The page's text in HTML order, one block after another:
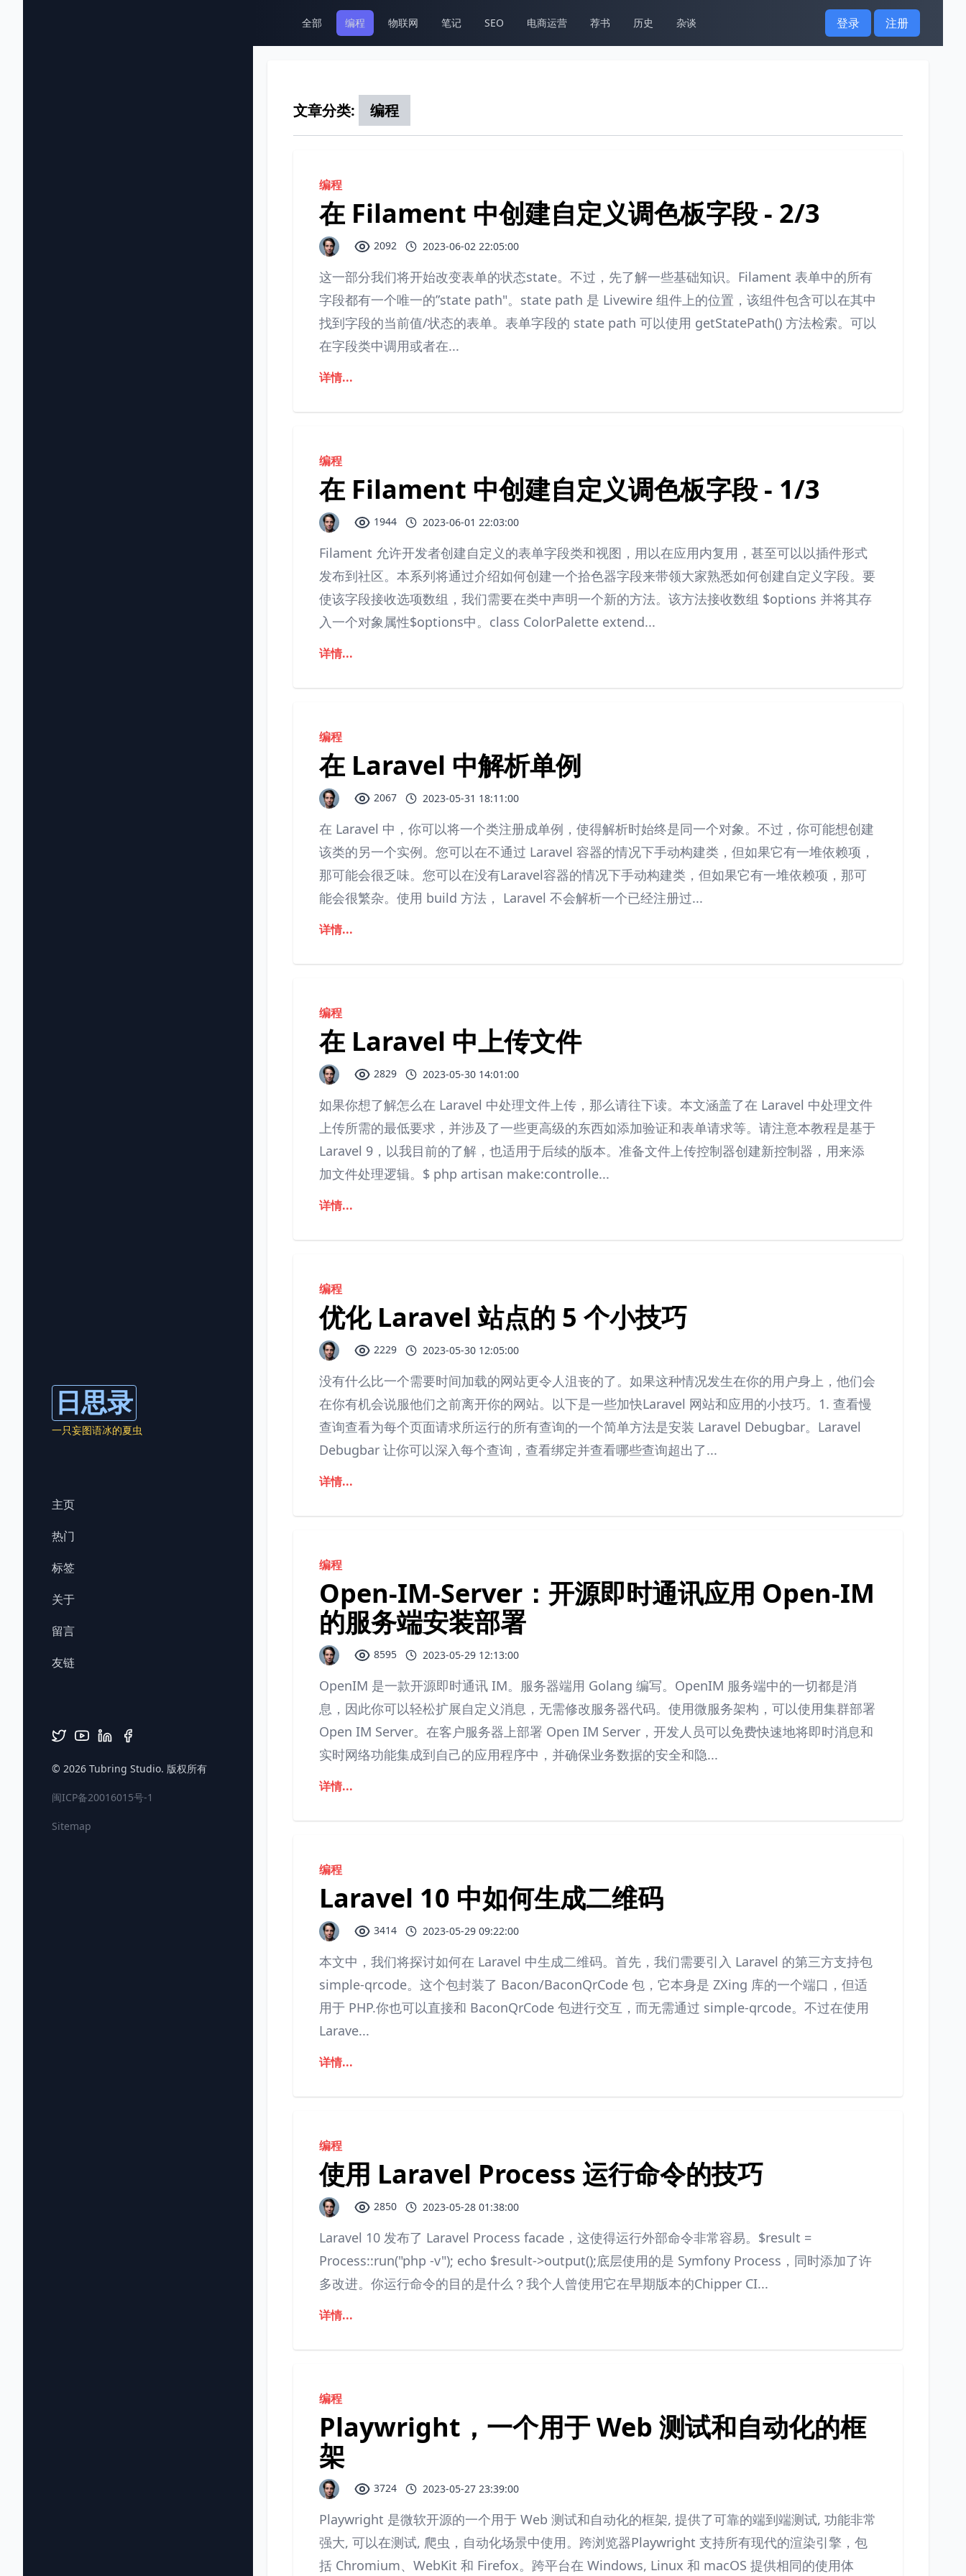
日思录
一只妄图语冰的夏虫
主页
热门
标签
关于
留言
友链
© 2026 Tubring Studio. 版权所有
闽ICP备20016015号-1
Sitemap
全部 编程 物联网 笔记 SEO 电商运营 荐书 历史 杂谈 登录 注册
文章分类: 编程
编程
在 Filament 中创建自定义调色板字段 - 2/3
2092 2023-06-02 22:05:00
这一部分我们将开始改变表单的状态state。不过，先了解一些基础知识。Filament 表单中的所有
字段都有一个唯一的”state path"。state path 是 Livewire 组件上的位置，该组件包含可以在其中
找到字段的当前值/状态的表单。表单字段的 state path 可以使用 getStatePath() 方法检索。可以
在字段类中调用或者在...
详情...
编程
在 Filament 中创建自定义调色板字段 - 1/3
1944 2023-06-01 22:03:00
Filament 允许开发者创建自定义的表单字段类和视图，用以在应用内复用，甚至可以以插件形式
发布到社区。本系列将通过介绍如何创建一个拾色器字段来带领大家熟悉如何创建自定义字段。要
使该字段接收选项数组，我们需要在类中声明一个新的方法。该方法接收数组 $options 并将其存
入一个对象属性$options中。class ColorPalette extend...
详情...
编程
在 Laravel 中解析单例
2067 2023-05-31 18:11:00
在 Laravel 中，你可以将一个类注册成单例，使得解析时始终是同一个对象。不过，你可能想创建
该类的另一个实例。您可以在不通过 Laravel 容器的情况下手动构建类，但如果它有一堆依赖项，
那可能会很乏味。您可以在没有Laravel容器的情况下手动构建类，但如果它有一堆依赖项，那可
能会很繁杂。使用 build 方法， Laravel 不会解析一个已经注册过...
详情...
编程
在 Laravel 中上传文件
2829 2023-05-30 14:01:00
如果你想了解怎么在 Laravel 中处理文件上传，那么请往下读。本文涵盖了在 Laravel 中处理文件
上传所需的最低要求，并涉及了一些更高级的东西如添加验证和表单请求等。请注意本教程是基于
Laravel 9，以我目前的了解，也适用于后续的版本。准备文件上传控制器创建新控制器，用来添
加文件处理逻辑。$ php artisan make:controlle...
详情...
编程
优化 Laravel 站点的 5 个小技巧
2229 2023-05-30 12:05:00
没有什么比一个需要时间加载的网站更令人沮丧的了。如果这种情况发生在你的用户身上，他们会
在你有机会说服他们之前离开你的网站。以下是一些加快Laravel 网站和应用的小技巧。1. 查看慢
查询查看为每个页面请求所运行的所有查询的一个简单方法是安装 Laravel Debugbar。Laravel
Debugbar 让你可以深入每个查询，查看绑定并查看哪些查询超出了...
详情...
编程
Open-IM-Server：开源即时通讯应用 Open-IM
的服务端安装部署
8595 2023-05-29 12:13:00
OpenIM 是一款开源即时通讯 IM。服务器端用 Golang 编写。OpenIM 服务端中的一切都是消
息，因此你可以轻松扩展自定义消息，无需修改服务器代码。使用微服务架构，可以使用集群部署
Open IM Server。在客户服务器上部署 Open IM Server，开发人员可以免费快速地将即时消息和
实时网络功能集成到自己的应用程序中，并确保业务数据的安全和隐...
详情...
编程
Laravel 10 中如何生成二维码
3414 2023-05-29 09:22:00
本文中，我们将探讨如何在 Laravel 中生成二维码。首先，我们需要引入 Laravel 的第三方支持包
simple-qrcode。这个包封装了 Bacon/BaconQrCode 包，它本身是 ZXing 库的一个端口，但适
用于 PHP.你也可以直接和 BaconQrCode 包进行交互，而无需通过 simple-qrcode。不过在使用
Larave...
详情...
编程
使用 Laravel Process 运行命令的技巧
2850 2023-05-28 01:38:00
Laravel 10 发布了 Laravel Process facade，这使得运行外部命令非常容易。$result =
Process::run("php -v"); echo $result->output();底层使用的是 Symfony Process，同时添加了许
多改进。你运行命令的目的是什么？我个人曾使用它在早期版本的Chipper CI...
详情...
编程
Playwright，一个用于 Web 测试和自动化的框
架
3724 2023-05-27 23:39:00
Playwright 是微软开源的一个用于 Web 测试和自动化的框架, 提供了可靠的端到端测试, 功能非常
强大, 可以在测试, 爬虫，自动化场景中使用。跨浏览器Playwright 支持所有现代的渲染引擎，包
括 Chromium、WebKit 和 Firefox。跨平台在 Windows, Linux 和 macOS 提供相同的使用体